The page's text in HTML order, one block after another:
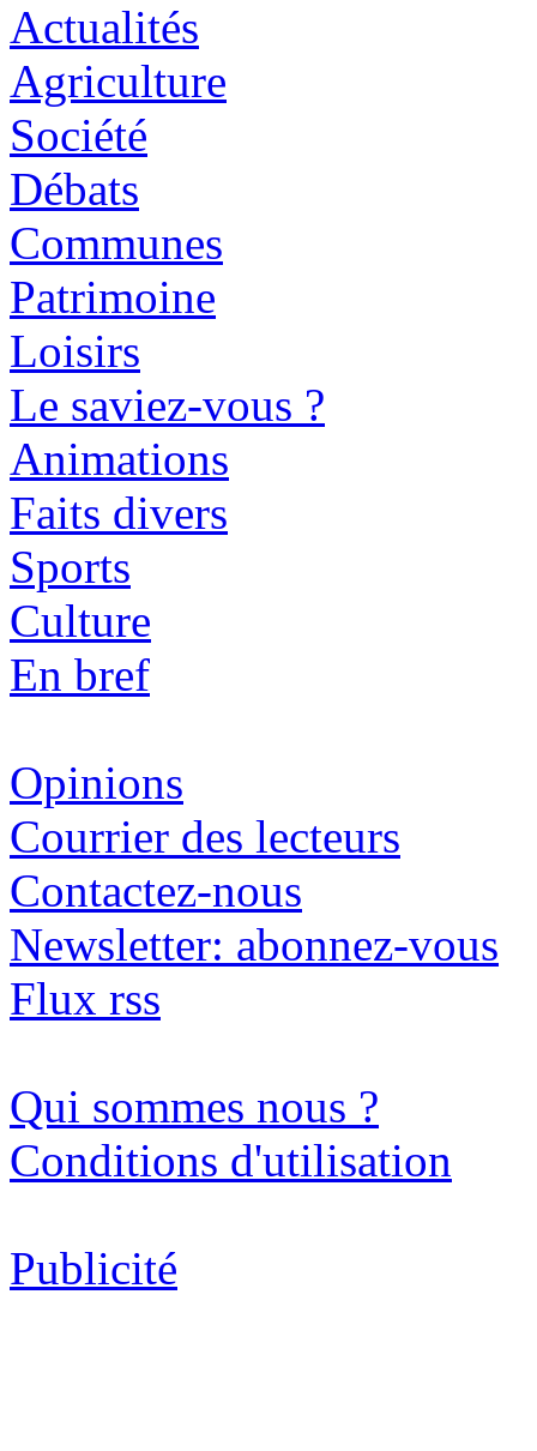
Actualités
Agriculture
Société
Débats
Communes
Patrimoine
Loisirs
Le saviez-vous ?
Animations
Faits divers
Sports
Culture
En bref
Opinions
Courrier des lecteurs
Contactez-nous
Newsletter: abonnez-vous
Flux rss
Qui sommes nous ?
Conditions d'utilisation
Publicité